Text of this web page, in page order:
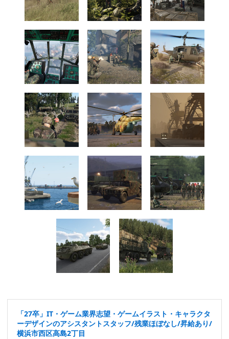
「27卒」IT・ゲーム業界志望・ゲームイラスト・キャラクタ
ーデザインのアシスタントスタッフ/残業ほぼなし/昇給あり/
横浜市西区高島2丁目